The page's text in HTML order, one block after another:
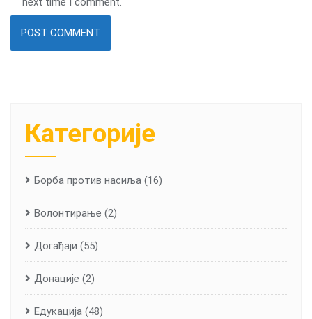
Категорије
Борба против насиља (16)
Волонтирање (2)
Догађаји (55)
Донације (2)
Едукација (48)